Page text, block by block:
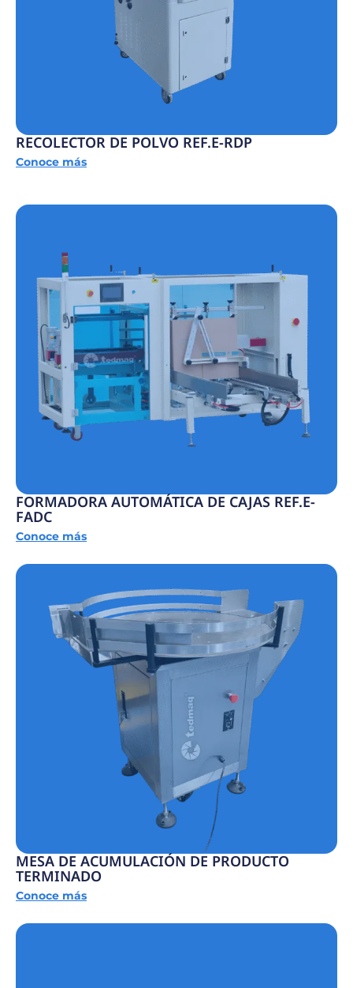
RECOLECTOR DE POLVO REF.E-RDP
Conoce más
FORMADORA AUTOMÁTICA DE CAJAS REF.E-
FADC
Conoce más
MESA DE ACUMULACIÓN DE PRODUCTO
TERMINADO
Conoce más